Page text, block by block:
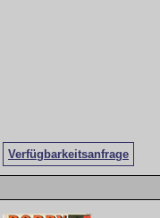
Verfügbarkeitsanfrage